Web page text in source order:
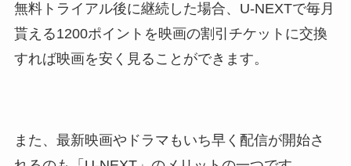
無料トライアル後に継続した場合、U-NEXTで毎月
貰える1200ポイントを映画の割引チケットに交換
すれば映画を安く見ることができます。
また、最新映画やドラマもいち早く配信が開始さ